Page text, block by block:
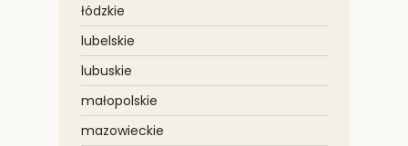
łódzkie
lubelskie
lubuskie
małopolskie
mazowieckie